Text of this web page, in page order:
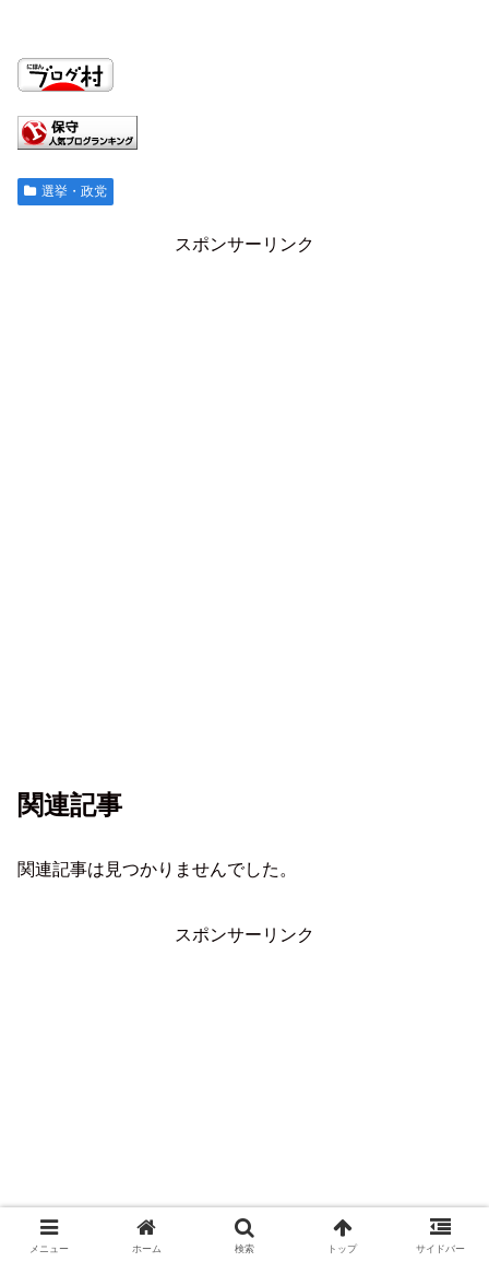
選挙・政党
スポンサーリンク
関連記事
関連記事は見つかりませんでした。
スポンサーリンク
メニュー ホーム 検索 トップ サイドバー